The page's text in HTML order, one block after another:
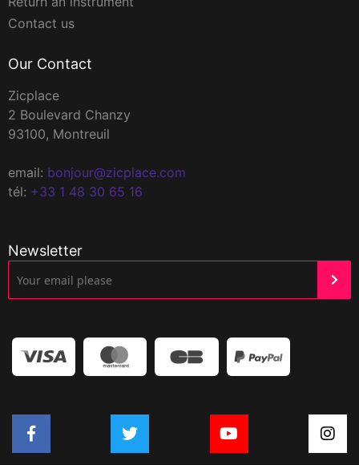
Contact us
Our Contact
Zicplace
2 Boulevard Chanzy
93100, Montreuil
email: bonjour@zicplace.com
tél: +33 1 48 30 65 16
Newsletter